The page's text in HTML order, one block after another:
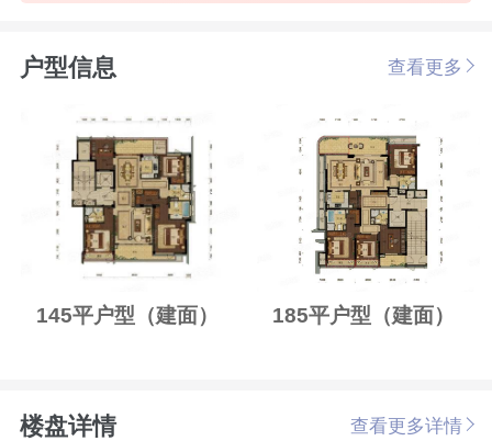
户型信息 查看更多
145平户型（建面） 185平户型（建面）
楼盘详情 查看更多详情